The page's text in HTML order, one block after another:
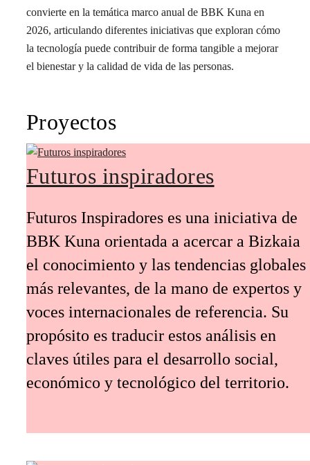
convierte en la temática marco anual de BBK Kuna en
2026, articulando diferentes iniciativas que exploran cómo
la tecnología puede contribuir de forma tangible a mejorar
el bienestar y la calidad de vida de las personas.
Proyectos
Futuros inspiradores
Futuros Inspiradores es una iniciativa de
BBK Kuna orientada a acercar a Bizkaia
el conocimiento y las tendencias globales
más relevantes, de la mano de expertos y
voces internacionales de referencia. Su
propósito es traducir estos análisis en
claves útiles para el desarrollo social,
económico y tecnológico del territorio.